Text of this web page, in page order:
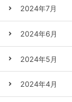
2024年7月
2024年6月
2024年5月
2024年4月